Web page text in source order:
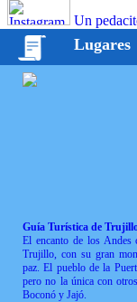
Un
Lugares
Guía Turística de
El encanto de los Andes
Trujillo, con su gran
paz. El pueblo de la
pero no la única con
Boconó y Jajó.